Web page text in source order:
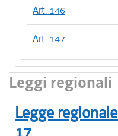
Art. 146
Art. 147
Leggi regionali
Legge regionale